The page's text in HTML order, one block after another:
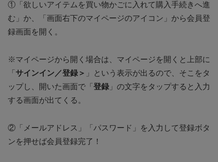
①「欲しいアイテムを買い物かごに入れて購入手続きへ進
む」か、「画面右下のマイページのアイコン」から会員登
録画面を開く。
※マイページから開く場合は、マイページを開くと上部に
「 サインイン／登録＞ 」という表示が出るので、そこをタ
ップし、開いた画面で「 登録 」の文字をタップすると入力
する画面が出てくる。
②「メールアドレス」「パスワード」を入力して登録ボタ
ンを押せば会員登録完了！